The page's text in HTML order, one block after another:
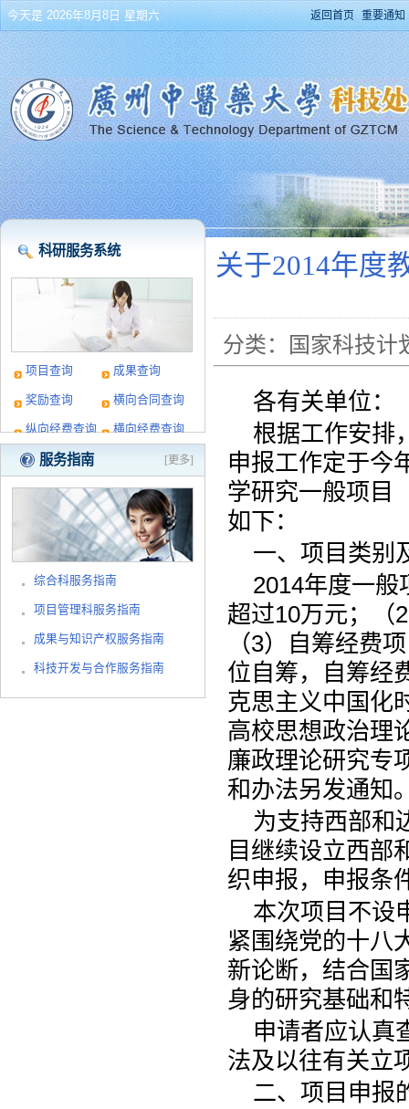
返回首页 重要通知
今天是 2026年8月8日 星期六
科研服务系统
项目查询 成果查询
奖励查询 横向合同查询
纵向经费查询 横向经费查询
[更多]
服务指南
综合科服务指南
项目管理科服务指南
成果与知识产权服务指南
科技开发与合作服务指南
关于2014年度
分类：国家科技
各有关单位：
根据工作安排
申报工作定于今
学研究一般项目
如下：
一、项目类别
2014年度一
超过10万元；（
（3）自筹经费
位自筹，自筹经
克思主义中国化
高校思想政治理
廉政理论研究专
和办法另发通知
为支持西部和
目继续设立西部
织申报，申报条
本次项目不设
紧围绕党的十八
新论断，结合国
身的研究基础和
申请者应认真
法及以往有关立
二、项目申报